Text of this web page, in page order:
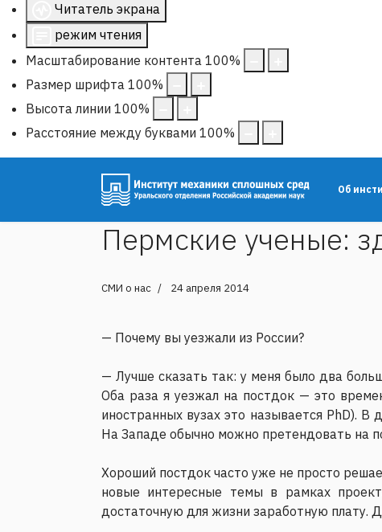
Читатель экрана
режим чтения
Масштабирование контента 100%
Размер шрифта 100%
Высота линии 100%
Расстояние между буквами 100%
Об
Пермские ученые:
СМИ о нас 24 апреля 2014
— Почему вы уезжали из России?
— Лучше сказать так: у меня было два
Оба раза я уезжал на постдок — это
иностранных вузах это называется PhD).
На Западе обычно можно претендовать на
Хороший постдок часто уже не просто
новые интересные темы в рамках
достаточную для жизни заработную плату.